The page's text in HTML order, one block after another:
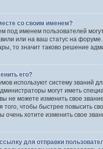
со своим именем?
под именем пользователей
или на ваш статус на
то значит таково решение
его?
используют систему званий
могут иметь
не можете изменить свое
того, чтобы быстрее повысить
хотите изменить свое
для отправки